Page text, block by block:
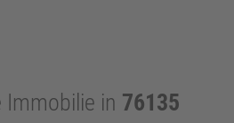
Immobilie in 76135